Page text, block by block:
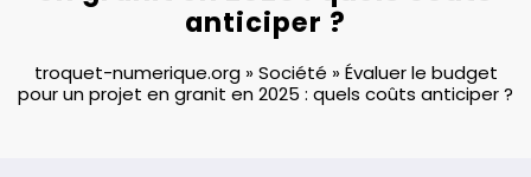
anticiper ?
troquet-numerique.org»Société »Évaluer le budget
pour un projet en granit en 2025 : quels coûts anticiper ?